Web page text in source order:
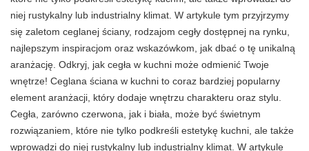
niej rustykalny lub industrialny klimat. W artykule tym przyjrzymy
się zaletom ceglanej ściany, rodzajom cegły dostępnej na rynku,
najlepszym inspiracjom oraz wskazówkom, jak dbać o tę unikalną
aranżację. Odkryj, jak cegła w kuchni może odmienić Twoje
wnętrze! Ceglana ściana w kuchni to coraz bardziej popularny
element aranżacji, który dodaje wnętrzu charakteru oraz stylu.
Cegła, zarówno czerwona, jak i biała, może być świetnym
rozwiązaniem, które nie tylko podkreśli estetykę kuchni, ale także
wprowadzi do niej rustykalny lub industrialny klimat. W artykule